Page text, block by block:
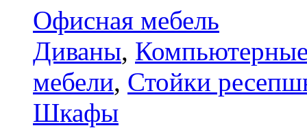
Офисная мебель
Диваны,
мебели, Стойки
Шкафы